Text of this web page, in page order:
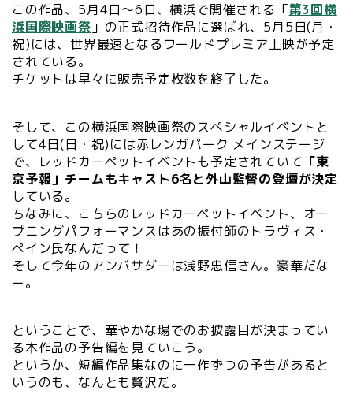
この作品、5月4日～6日、横浜で開催される「第3回横
浜国際映画祭 」の正式招待作品に選ばれ、5月5日(月・
祝)には、世界最速となるワールドプレミア上映が予定
されている。
チケットは早々に販売予定枚数を終了した。
そして、この横浜国際映画祭のスペシャルイベントと
して4日(日・祝)には赤レンガパーク メインステージ
で、レッドカーペットイベントも予定されていて 「東
京予報」チームもキャスト6名と外山監督の登壇が決定
している。
ちなみに、こちらのレッドカーペットイベント、オー
プニングパフォーマンスはあの振付師のトラヴィス・
ペイン氏なんだって！
そして今年のアンバサダーは浅野忠信さん。豪華だな
ー。
ということで、華やかな場でのお披露目が決まってい
る本作品の予告編を見ていこう。
というか、短編作品集なのに一作ずつの予告があると
いうのも、なんとも贅沢だ。